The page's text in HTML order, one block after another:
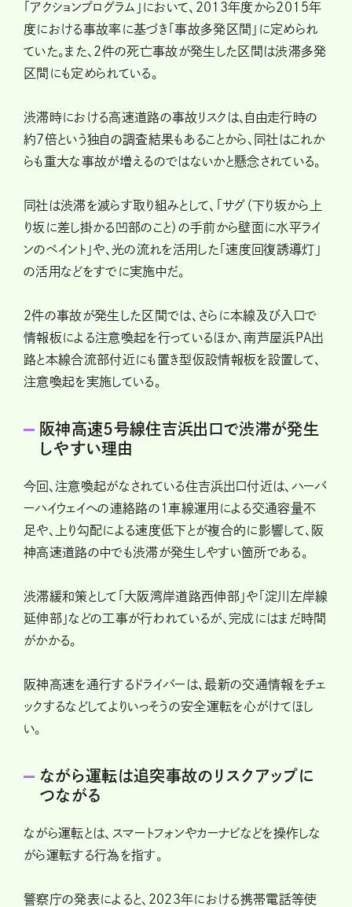
「アクションプログラム」において、2013年度から2015年
度における事故率に基づき「事故多発区間」に定められ
ていた。また、2件の死亡事故が発生した区間は渋滞多発
区間にも定められている。
渋滞時における高速道路の事故リスクは、自由走行時の
約7倍という独自の調査結果もあることから、同社はこれか
らも重大な事故が増えるのではないかと懸念されている。
同社は渋滞を減らす取り組みとして、「サグ（下り坂から上
り坂に差し掛かる凹部のこと）の手前から壁面に水平ライ
ンのペイント」や、光の流れを活用した「速度回復誘導灯」
の活用などをすでに実施中だ。
2件の事故が発生した区間では、さらに本線及び入口で
情報板による注意喚起を行っているほか、南芦屋浜PA出
路と本線合流部付近にも置き型仮設情報板を設置して、
注意喚起を実施している。
阪神高速5号線住吉浜出口で渋滞が発生
しやすい理由
今回、注意喚起がなされている住吉浜出口付近は、ハーバ
ーハイウェイへの連絡路の1車線運用による交通容量不
足や、上り勾配による速度低下とが複合的に影響して、阪
神高速道路の中でも渋滞が発生しやすい箇所である。
渋滞緩和策として「大阪湾岸道路西伸部」や「淀川左岸線
延伸部」などの工事が行われているが、完成にはまだ時間
がかかる。
阪神高速を通行するドライバーは、最新の交通情報をチェ
ックするなどしてよりいっそうの安全運転を心がけてほし
い。
ながら運転は追突事故のリスクアップに
つながる
ながら運転とは、スマートフォンやカーナビなどを操作しな
がら運転する行為を指す。
警察庁の発表によると、2023年における携帯電話等使